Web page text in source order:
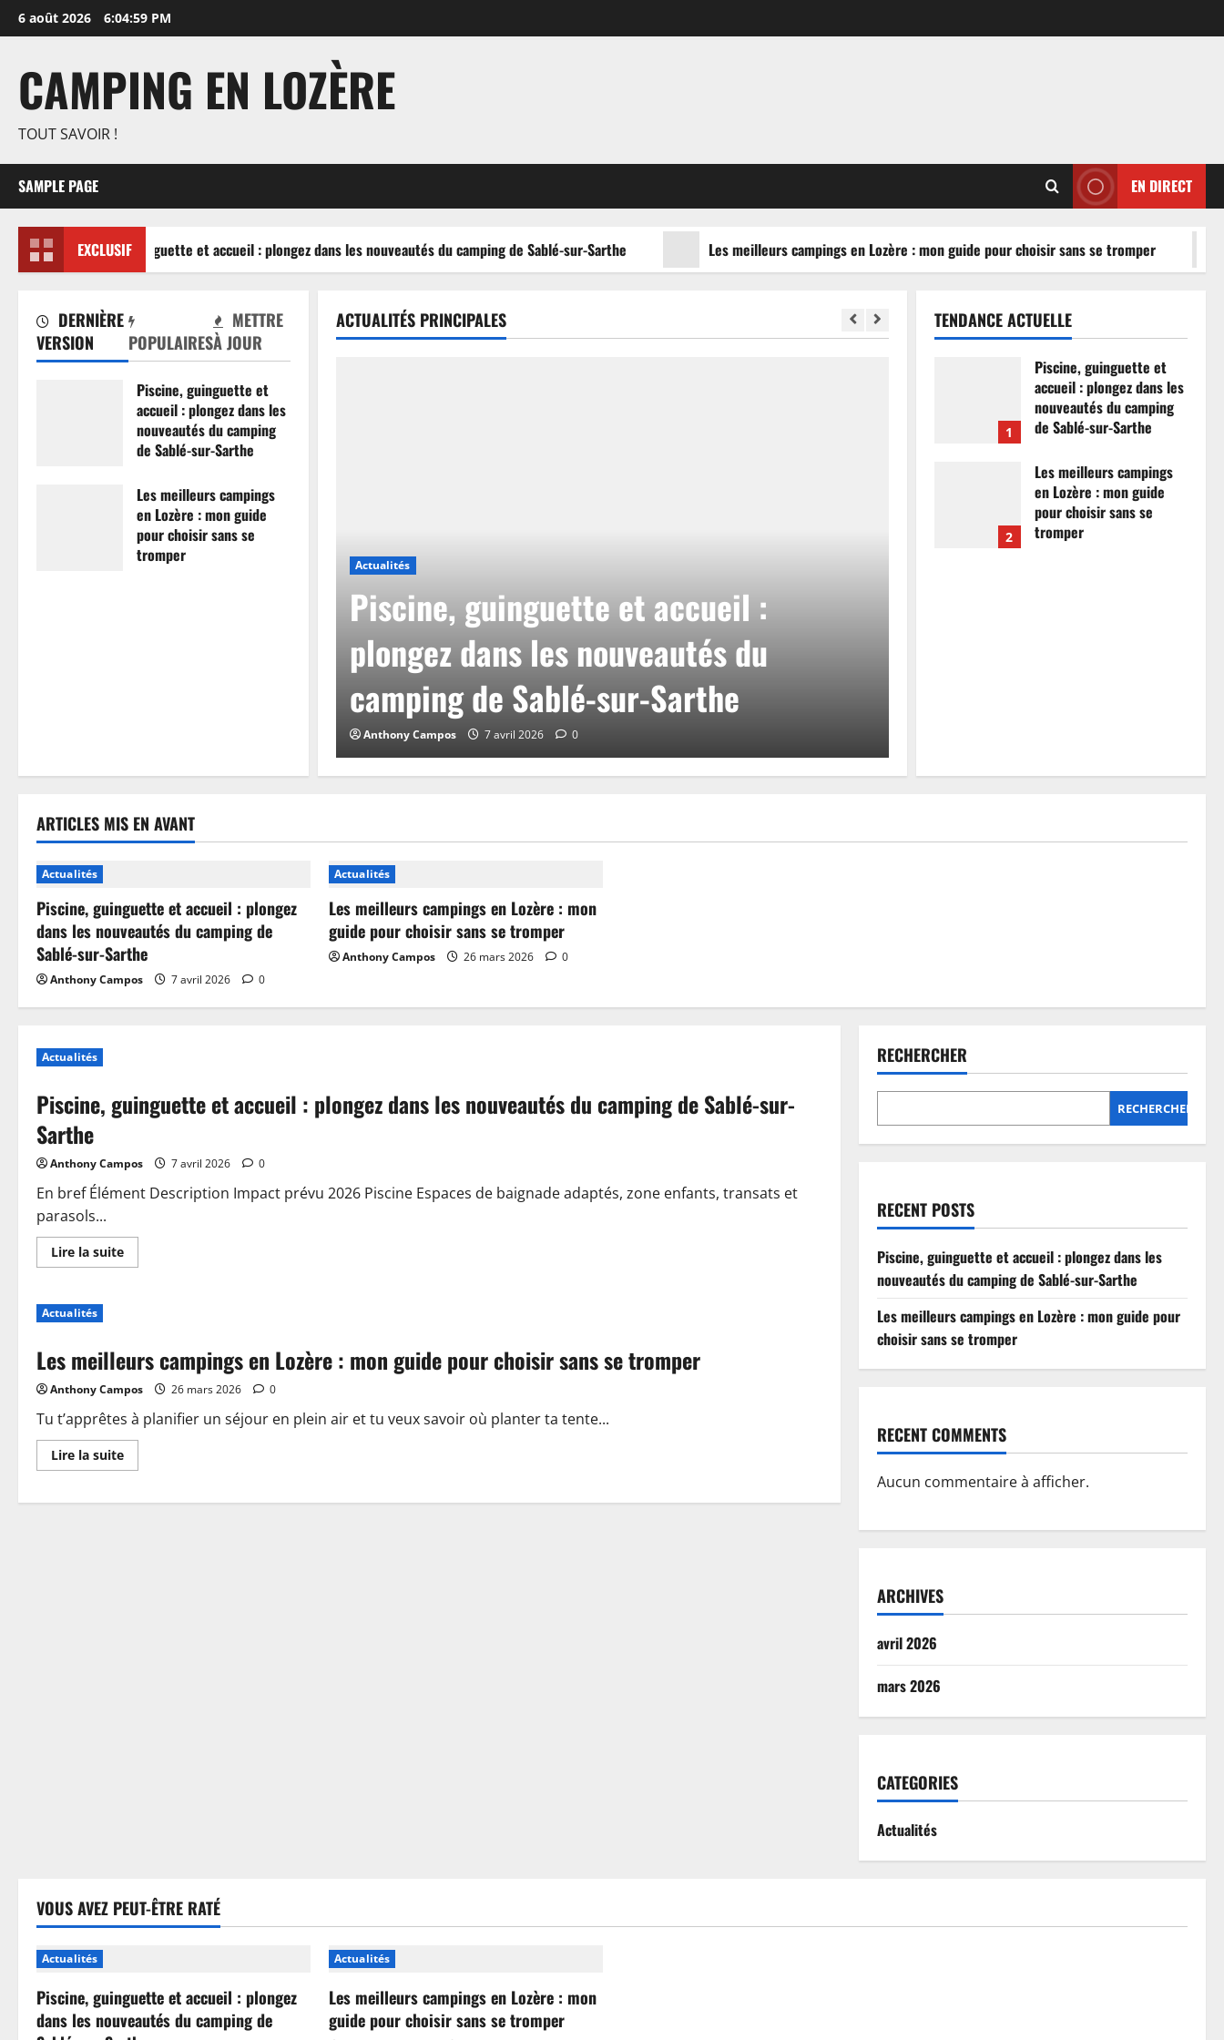
Aller
au
6 août 2026 6:05:00 PM
CAMPING EN LOZÈRE
TOUT SAVOIR !
SAMPLE PAGE EN DIRECT
EXCLUSIF
Piscine, guinguette et accueil : plongez dans les nouveautés du camping de Sablé-sur-Sarthe Les meilleurs campings en Lozère : mon guide pour choisir sans se tromper
DERNIÈRE
VERSION
POPULAIRES
METTRE
À JOUR
Piscine, guinguette et
accueil : plongez dans les
nouveautés du camping
de Sablé-sur-Sarthe
Les meilleurs campings
en Lozère : mon guide
pour choisir sans se
tromper
ACTUALITÉS PRINCIPALES
Actualités
Piscine, guinguette et accueil :
plongez dans les nouveautés du
camping de Sablé-sur-Sarthe
Anthony Campos 7 avril 2026 0
TENDANCE ACTUELLE
1
Piscine, guinguette et
accueil : plongez dans les
nouveautés du camping
de Sablé-sur-Sarthe
2
Les meilleurs campings
en Lozère : mon guide
pour choisir sans se
tromper
ARTICLES MIS EN AVANT
Actualités
Piscine, guinguette et accueil : plongez
dans les nouveautés du camping de
Sablé-sur-Sarthe
Anthony Campos 7 avril 2026 0
Actualités
Les meilleurs campings en Lozère : mon
guide pour choisir sans se tromper
Anthony Campos 26 mars 2026 0
Actualités
Piscine, guinguette et accueil : plongez dans les nouveautés du camping de Sablé-sur-
Sarthe
Anthony Campos 7 avril 2026 0
En bref Élément Description Impact prévu 2026 Piscine Espaces de baignade adaptés, zone enfants, transats et
parasols...
Lire la suiteEn
savoir
:
plongez
les
du
camping
de
Sablé-
sur-
Actualités
Les meilleurs campings en Lozère : mon guide pour choisir sans se tromper
Anthony Campos 26 mars 2026 0
Tu t’apprêtes à planifier un séjour en plein air et tu veux savoir où planter ta tente...
Lire la suiteEn
savoir
Les
RECHERCHER
RECHERCHER
RECENT POSTS
Piscine, guinguette et accueil : plongez dans les
nouveautés du camping de Sablé-sur-Sarthe
Les meilleurs campings en Lozère : mon guide pour
choisir sans se tromper
RECENT COMMENTS
Aucun commentaire à afficher.
ARCHIVES
avril 2026
mars 2026
CATEGORIES
Actualités
VOUS AVEZ PEUT-ÊTRE RATÉ
Actualités
Piscine, guinguette et accueil : plongez
dans les nouveautés du camping de
Actualités
Les meilleurs campings en Lozère : mon
guide pour choisir sans se tromper